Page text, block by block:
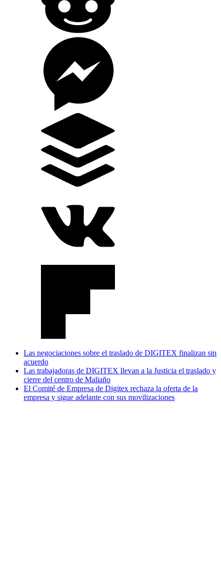
Las negociaciones sobre el traslado de DIGITEX finalizan sin
acuerdo
Las trabajadoras de DIGITEX llevan a la Justicia el traslado y
cierre del centro de Maliaño
El Comité de Empresa de Digitex rechaza la oferta de la
empresa y sigue adelante con sus movilizaciones